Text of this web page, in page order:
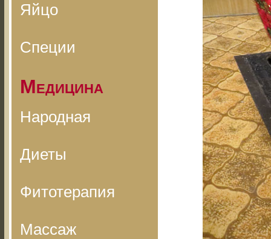
Яйцо
Специи
Медицина
Народная
Диеты
Фитотерапия
Массаж